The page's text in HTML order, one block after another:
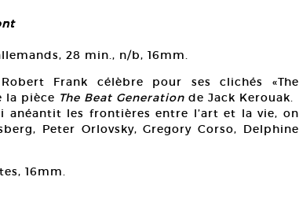
28 min., n/b, 16mm.
Frank célèbre pour ses clichés «The
la pièce The Beat Generation de Jack Kerouak.
les frontières entre l’art et la vie, on
Peter Orlovsky, Gregory Corso, Delphine
16mm.